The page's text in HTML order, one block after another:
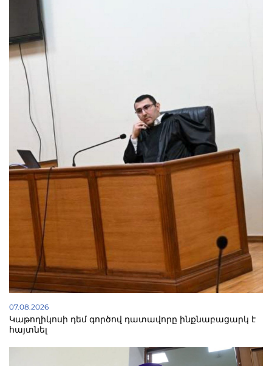
07.08.2026
Կաթողիկոսի դեմ գործով դատավորը ինքնաբացարկ է
հայտնել